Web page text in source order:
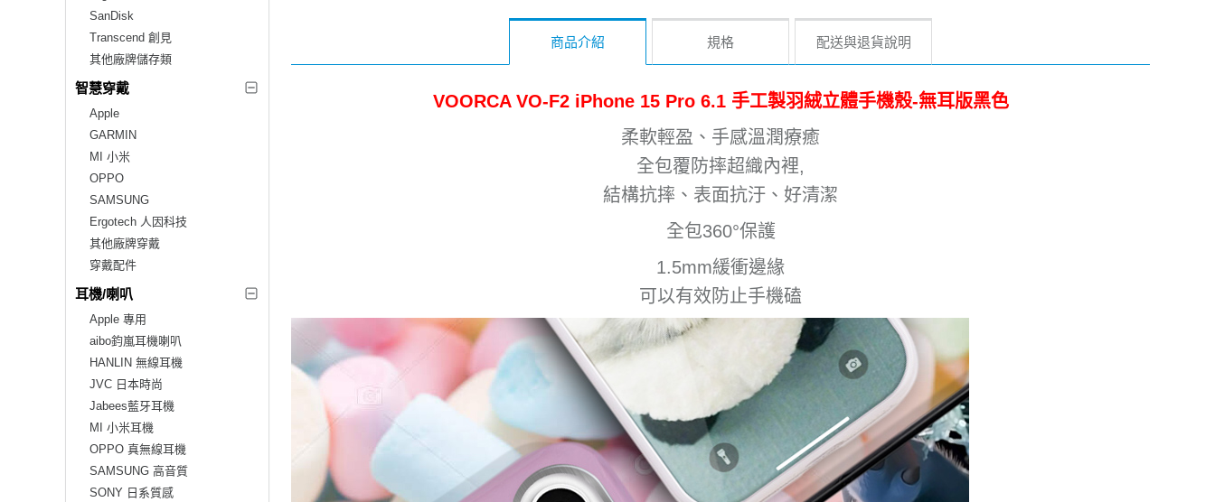
SanDisk
Transcend 創見
其他廠牌儲存類
智慧穿戴
Apple
GARMIN
MI 小米
OPPO
SAMSUNG
Ergotech 人因科技
其他廠牌穿戴
穿戴配件
耳機/喇叭
Apple 專用
aibo鈞嵐耳機喇叭
HANLIN 無線耳機
JVC 日本時尚
Jabees藍牙耳機
MI 小米耳機
OPPO 真無線耳機
SAMSUNG 高音質
SONY 日系質感
商品介紹 規格 配送與退貨說明
VOORCA VO-F2 iPhone 15 Pro 6.1 手工製羽絨立體手機殼-無耳版黑色
柔軟輕盈、手感溫潤療癒
全包覆防摔超織內裡,
結構抗摔、表面抗汙、好清潔
全包360°保護
1.5mm緩衝邊緣
可以有效防止手機磕